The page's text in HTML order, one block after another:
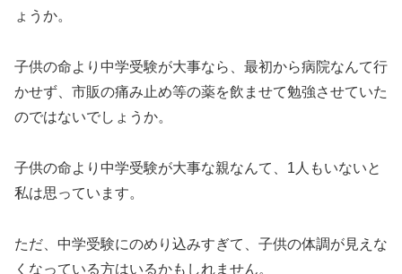
ょうか。
子供の命より中学受験が大事なら、最初から病院なんて行
かせず、市販の痛み止め等の薬を飲ませて勉強させていた
のではないでしょうか。
子供の命より中学受験が大事な親なんて、1人もいないと
私は思っています。
ただ、中学受験にのめり込みすぎて、子供の体調が見えな
くなっている方はいるかもしれません。